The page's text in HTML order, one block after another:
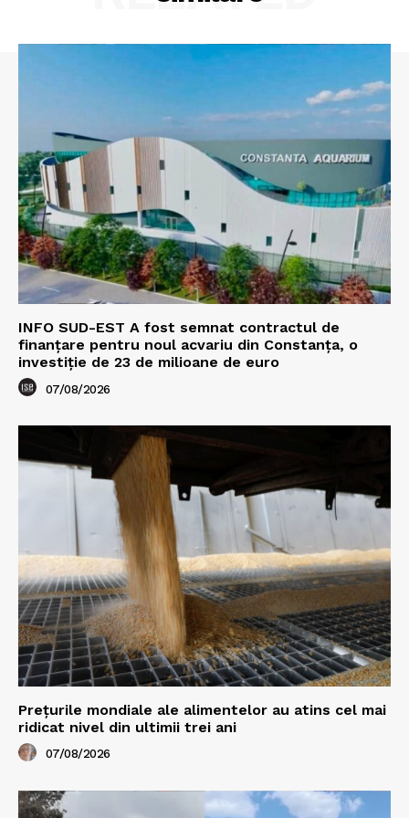
INFO SUD-EST A fost semnat contractul de
finanțare pentru noul acvariu din Constanța, o
investiție de 23 de milioane de euro
07/08/2026
Prețurile mondiale ale alimentelor au atins cel mai
ridicat nivel din ultimii trei ani
07/08/2026